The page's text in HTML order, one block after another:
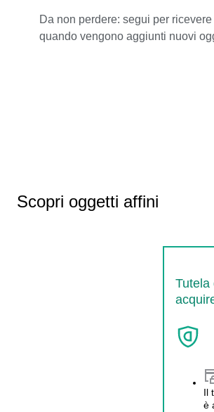
Da non perdere: segui per
quando vengono aggiunti nuovi
Scopri oggetti affini
Tutela
Il
è